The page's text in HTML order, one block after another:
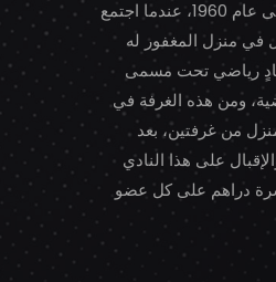
يعود تاريخ تأسيس نادي الوصل إلى عام 1960، عندما اجتمع
منزل المغفور له
نادٍ رياضي تحت مسمى
ومن هذه الغرفة في
من غرفتين، بعد
على هذا النادي
دراهم على كل عضو